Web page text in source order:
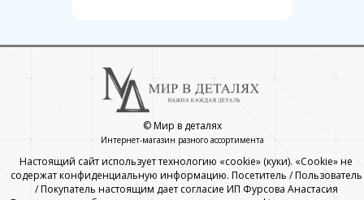
© Мир в деталях
Интернет-магазин разного ассортимента
Настоящий сайт использует технологию «cookie» (куки). «Cookie» не
содержат конфиденциальную информацию. Посетитель / Пользователь
/ Покупатель настоящим дает согласие ИП Фурсова Анастасия